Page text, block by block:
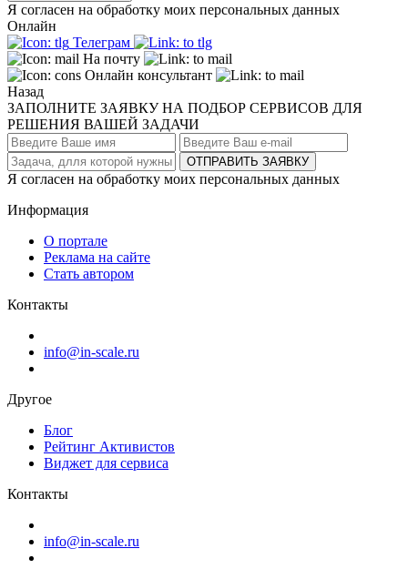
Я согласен на обработку моих персональных данных
Онлайн
Телеграм
На почту
Онлайн консультант
Назад
ЗАПОЛНИТЕ ЗАЯВКУ НА ПОДБОР СЕРВИСОВ ДЛЯ
РЕШЕНИЯ ВАШЕЙ ЗАДАЧИ
ОТПРАВИТЬ ЗАЯВКУ
Я согласен на обработку моих персональных данных
Информация
О портале
Реклама на сайте
Стать автором
Контакты
info@in-scale.ru
Другое
Блог
Рейтинг Активистов
Виджет для сервиса
Контакты
info@in-scale.ru